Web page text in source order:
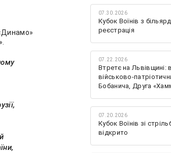
07.30.2026
Кубок Воїнів з
реєстрація
07.22.2026
Втретє на Львівщині:
військово-
Бобанича, Друга
07.20.2026
Кубок Воїнів зі
відкрито